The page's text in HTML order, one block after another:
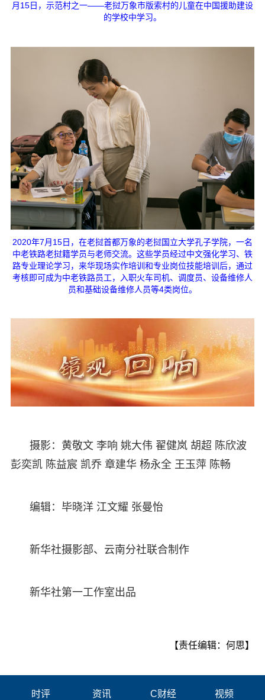
月15日，示范村之一——老挝万象市版索村的儿童在中国援助建设
的学校中学习。
2020年7月15日，在老挝首都万象的老挝国立大学孔子学院，一名
中老铁路老挝籍学员与老师交流。这些学员经过中文强化学习、铁
路专业理论学习，来华现场实作培训和专业岗位技能培训后，通过
考核即可成为中老铁路员工，入职火车司机、调度员、设备维修人
员和基础设备维修人员等4类岗位。
摄影：黄敬文 李响 姚大伟 翟健岚 胡超 陈欣波
彭奕凯 陈益宸 凯乔 章建华 杨永全 王玉萍 陈畅
编辑：毕晓洋 江文耀 张曼怡
新华社摄影部、云南分社联合制作
新华社第一工作室出品
【责任编辑：何思】
时评 资讯 C财经 视频